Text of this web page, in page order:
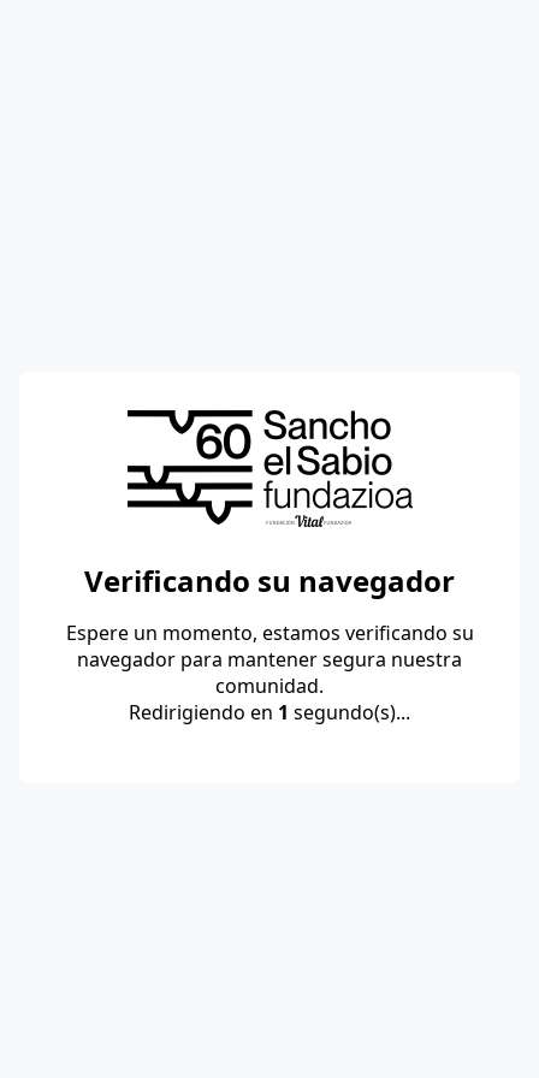
Verificando su navegador
Espere un momento, estamos verificando su
navegador para mantener segura nuestra
comunidad.
Redirigiendo en 1 segundo(s)...